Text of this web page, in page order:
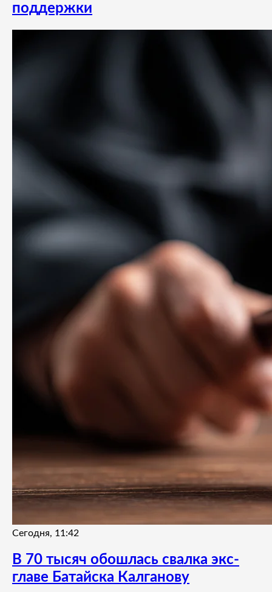
поддержки
Сегодня, 11:42
В 70 тысяч обошлась свалка экс-
главе Батайска Калганову